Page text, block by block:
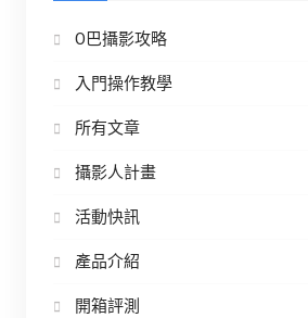
O巴攝影攻略
入門操作教學
所有文章
攝影人計畫
活動快訊
產品介紹
開箱評測